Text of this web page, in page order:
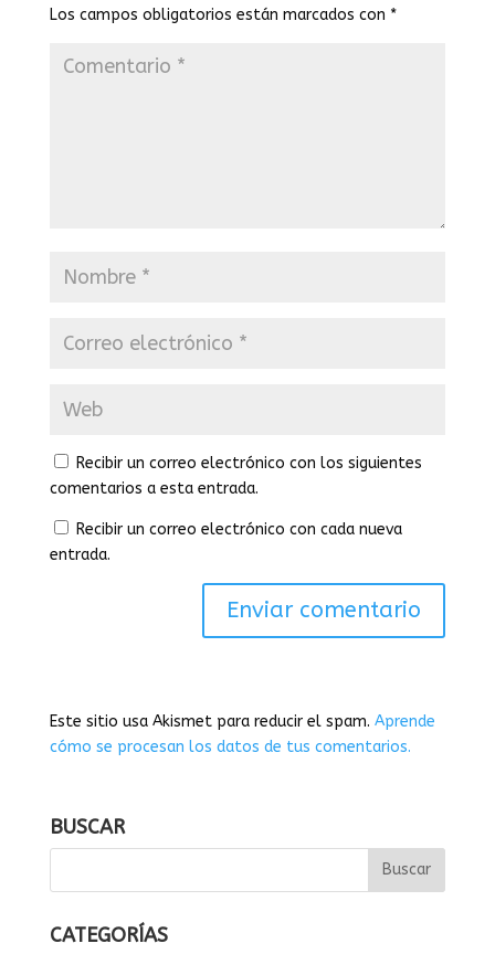
Los campos obligatorios están marcados con *
Recibir un correo electrónico con los siguientes
comentarios a esta entrada.
Recibir un correo electrónico con cada nueva
entrada.
Este sitio usa Akismet para reducir el spam. Aprende
cómo se procesan los datos de tus comentarios.
BUSCAR
CATEGORÍAS